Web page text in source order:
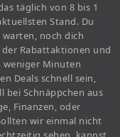
täglich von 8 bis 1
Stand. Du
noch dich
der Rabattaktionen und
weniger Minuten
Deals schnell sein,
bei Schnäppchen aus
Finanzen, oder
wir einmal nicht